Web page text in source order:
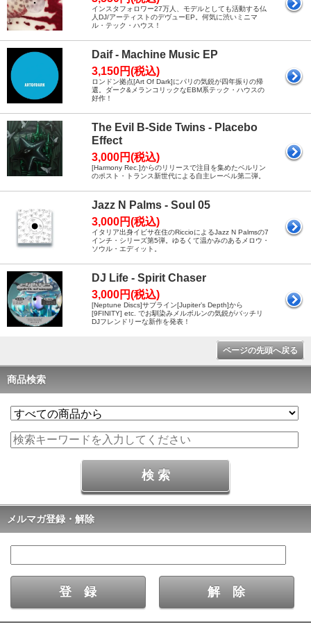
インスタフォロワー27万人、モデルとしても活動する仏
人DJ/アーティストのデヴューEP。何気に渋いミニマ
ル・テック・ハウス！
Daif - Machine Music EP
3,150円(税込)
ロンドン拠点[Art Of Dark]にパリの気鋭が四年振りの帰
還。ダーク&メランコリックなEBM系テック・ハウスの
好作！
The Evil B-Side Twins - Placebo
Effect
3,000円(税込)
[Harmony Rec.]からのリリースで注目を集めたベルリン
のポスト・トランス新世代による自主レーベル第二弾。
Jazz N Palms - Soul 05
3,000円(税込)
イタリア出身イビサ在住のRiccioによるJazz N Palmsの7
インチ・シリーズ第5弾。ゆるくて温かみのあるメロウ・
ソウル・エディット。
DJ Life - Spirit Chaser
3,000円(税込)
[Neptune Discs]サブライン[Jupiter’s Depth]から
[9FINITY] etc. でお馴染みメルボルンの気鋭がバッチリ
DJフレンドリーな新作を発表！
ページの先頭へ戻る
商品検索
メルマガ登録・解除